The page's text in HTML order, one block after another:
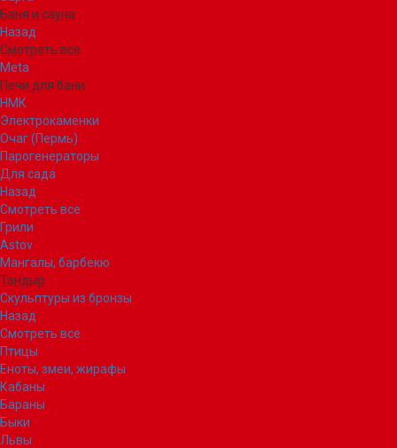
Баня и сауна
Назад
Смотреть все
Meta
Печи для бани
НМК
Электрокаменки
Очаг (Пермь)
Парогенераторы
Для сада
Назад
Смотреть все
Грили
Astov
Мангалы, барбекю
Тандыр
Скульптуры из бронзы
Назад
Смотреть все
Птицы
Еноты, змеи, жирафы
Кабаны
Бараны
Быки
Львы